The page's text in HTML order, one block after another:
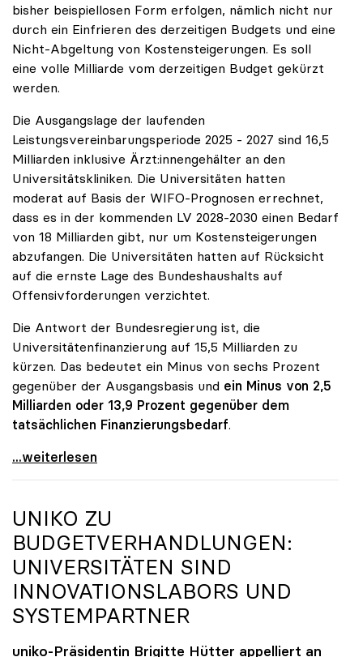
bisher beispiellosen Form erfolgen, nämlich nicht nur
durch ein Einfrieren des derzeitigen Budgets und eine
Nicht-Abgeltung von Kostensteigerungen. Es soll
eine volle Milliarde vom derzeitigen Budget gekürzt
werden.
Die Ausgangslage der laufenden
Leistungsvereinbarungsperiode 2025 - 2027 sind 16,5
Milliarden inklusive Ärzt:innengehälter an den
Universitätskliniken. Die Universitäten hatten
moderat auf Basis der WIFO-Prognosen errechnet,
dass es in der kommenden LV 2028-2030 einen Bedarf
von 18 Milliarden gibt, nur um Kostensteigerungen
abzufangen. Die Universitäten hatten auf Rücksicht
auf die ernste Lage des Bundeshaushalts auf
Offensivforderungen verzichtet.
Die Antwort der Bundesregierung ist, die
Universitätenfinanzierung auf 15,5 Milliarden zu
kürzen. Das bedeutet ein Minus von sechs Prozent
gegenüber der Ausgangsbasis und ein Minus von 2,5
Milliarden oder 13,9 Prozent gegenüber dem
tatsächlichen Finanzierungsbedarf.
\"Österreich ist für die heimischen Universitäten
...weiterlesen
UNIKO ZU
BUDGETVERHANDLUNGEN:
UNIVERSITÄTEN SIND
INNOVATIONSLABORS UND
SYSTEMPARTNER
uniko-Präsidentin Brigitte Hütter appelliert an